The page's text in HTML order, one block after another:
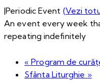
|Periodic Event (Vezi
An event every week
repeating indefinitely
« Program de
Sfânta Liturghie »